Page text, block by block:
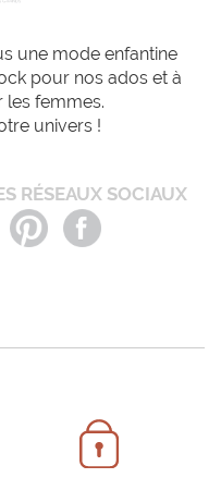
une mode enfantine
pour nos ados et à
les femmes.
univers !
RÉSEAUX SOCIAUX